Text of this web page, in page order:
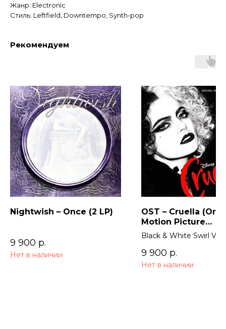
Жанр: Electronic
Стиль: Leftfield, Downtempo, Synth-pop
Рекомендуем
Nightwish – Once (2 LP)
9 900 р.
Нет в наличии
OST – Cruella
Motion Picture
Soundtrack) 2LP
Black & White Swirl
9 900 р.
Нет в наличии